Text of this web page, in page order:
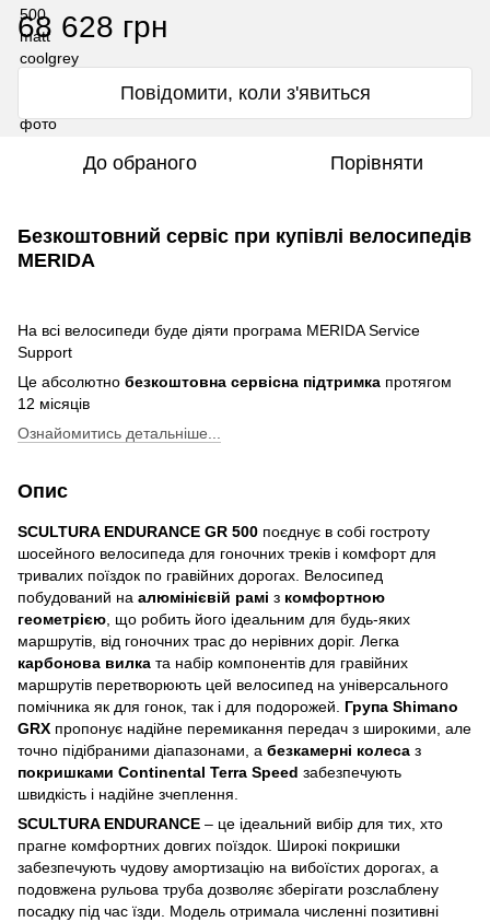
68 628 грн
Повідомити, коли з'явиться
До обраного Порівняти
Безкоштовний сервіс при купівлі велосипедів
MERIDA
На всі велосипеди буде діяти програма MERIDA Service
Support
Це абсолютно безкоштовна сервісна підтримка протягом
12 місяців
Ознайомитись детальніше...
Опис
SCULTURA ENDURANCE GR 500 поєднує в собі гостроту
шосейного велосипеда для гоночних треків і комфорт для
тривалих поїздок по гравійних дорогах. Велосипед
побудований на алюмінієвій рамі з комфортною
геометрією , що робить його ідеальним для будь-яких
маршрутів, від гоночних трас до нерівних доріг. Легка
карбонова вилка та набір компонентів для гравійних
маршрутів перетворюють цей велосипед на універсального
помічника як для гонок, так і для подорожей. Група Shimano
GRX пропонує надійне перемикання передач з широкими, але
точно підібраними діапазонами, а безкамерні колеса з
покришками Continental Terra Speed забезпечують
швидкість і надійне зчеплення.
SCULTURA ENDURANCE – це ідеальний вибір для тих, хто
прагне комфортних довгих поїздок. Широкі покришки
забезпечують чудову амортизацію на вибоїстих дорогах, а
подовжена рульова труба дозволяє зберігати розслаблену
посадку під час їзди. Модель отримала численні позитивні